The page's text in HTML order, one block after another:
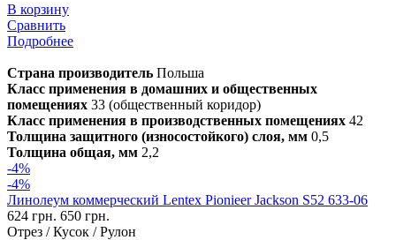
В корзину
Сравнить
Подробнее
Страна производитель Польша
Класс применения в домашних и общественных
помещениях 33 (общественный коридор)
Класс применения в производственных помещениях 42
Толщина защитного (износостойкого) слоя, мм 0,5
Толщина общая, мм 2,2
-4%
-4%
Линолеум коммерческий Lentex Pionieer Jackson S52 633-06
624 грн. 650 грн.
Отрез / Кусок / Рулон